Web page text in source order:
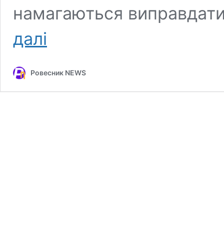
намагаються
далі
удару
Охматдиту
Ровесник NEWS